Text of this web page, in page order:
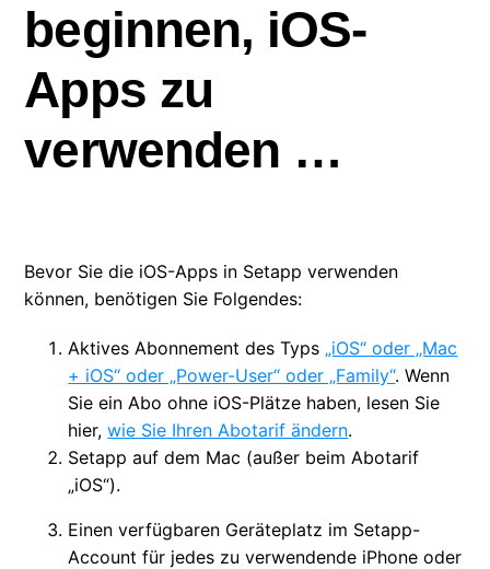
Web-App aktivieren
Bevor Sie beginnen, iOS-Apps zu verwenden …
Installieren und aktivieren Sie iOS-Apps
Warum sind einige Apps nur für iOS verfügbar?
Mitgliedschaft umstellen
beginnen, iOS-
Apps zu
verwenden …
Bevor Sie die iOS-Apps in Setapp verwenden
können, benötigen Sie Folgendes:
Aktives Abonnement des Typs „iOS“ oder „Mac
+ iOS“ oder „Power-User“ oder „Family“. Wenn
Sie ein Abo ohne iOS-Plätze haben, lesen Sie
hier,wie Sie Ihren Abotarif ändern.
Setapp auf dem Mac (außer beim Abotarif
„iOS“).
Einen verfügbaren Geräteplatz im Setapp-
Account für jedes zu verwendende iPhone oder